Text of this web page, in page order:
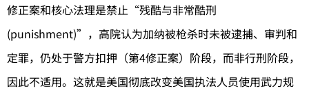
修正案和核心法理是禁止“残酷与非常酷刑
(punishment)”，高院认为加纳被枪杀时未被逮捕、审判和
定罪，仍处于警方扣押（第4修正案）阶段，而非行刑阶段，
因此不适用。这就是美国彻底改变美国执法人员使用武力规